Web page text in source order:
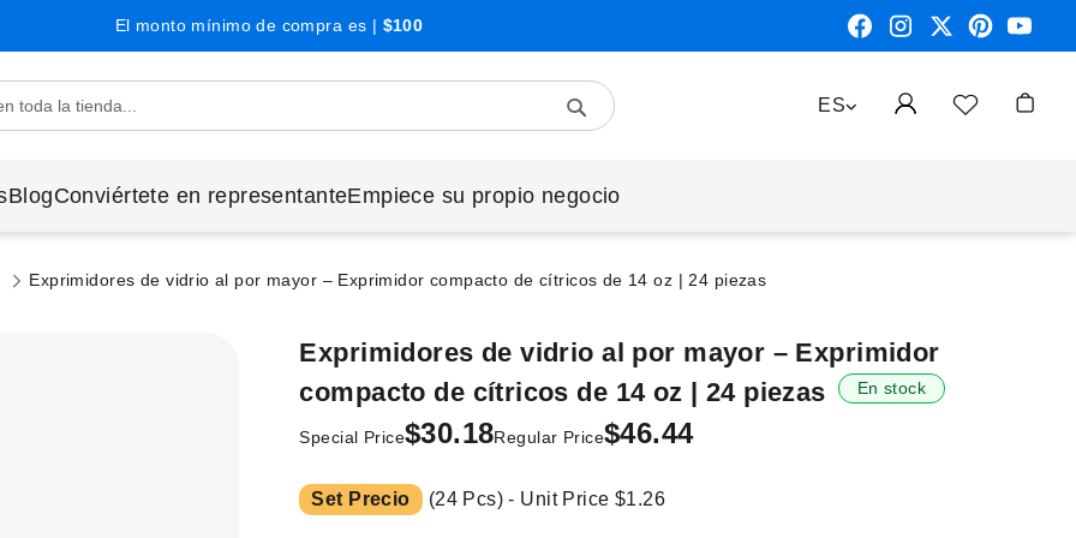
El monto mínimo de compra es | $100
LENGUAJE
ES
Search
BlogConviértete en representanteEmpiece su propio negocio
Exprimidores de vidrio al por mayor – Exprimidor compacto de cítricos de 14 oz | 24 piezas
Exprimidores de vidrio al por mayor – Exprimidor
compacto de cítricos de 14 oz | 24 piezas
En stock
Special Price$30.18Regular Price$46.44
Set Precio (24 Pcs) - Unit Price $1.26